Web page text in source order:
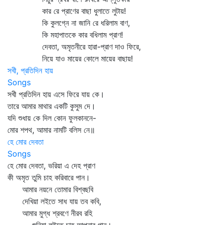
কার রে প্রাণের বাছা ধুলাতে লুটায়!
কি কুলগ্নে না জানি রে ধরিলাম বাণ,
কি মহাপাতকে কার বধিলাম প্রাণ!
দেবতা, অমৃতনীরে হারা-প্রাণ দাও ফিরে,
নিয়ে যাও মায়ের কোলে মায়ের বাছায়!
সখী, প্রতিদিন হায়
Songs
সখী প্রতিদিন হায় এসে ফিরে যায় কে।
তারে আমার মাথার একটি কুসুম দে।
যদি শুধায় কে দিল কোন ফুলকাননে-
মোর শপথ, আমার নামটি বলিস নে॥
হে মোর দেবতা
Songs
হে মোর দেবতা, ভরিয়া এ দেহ প্রাণ
কী অমৃত তুমি চাহ করিবারে পান।
আমার নয়নে তোমার বিশ্বছবি
দেখিয়া লইতে সাধ যায় তব কবি,
আমার মুগ্ধ শ্রবণে নীরব রহি